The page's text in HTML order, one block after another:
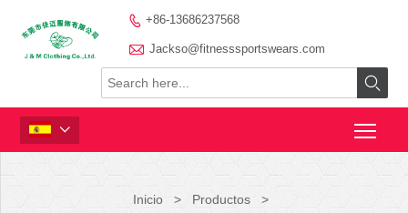
 +86-13686237568
 Jackso@fitnesssportswears.com


Inicio > Productos
>